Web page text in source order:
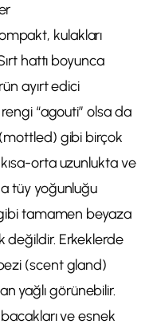
kulakları
hattı boyunca
ayırt edici
“agouti” olsa da
gibi birçok
orta uzunlukta ve
tüy yoğunluğu
tamamen beyaza
değildir. Erkeklerde
(scent gland)
yağlı görünebilir.
ve esnek